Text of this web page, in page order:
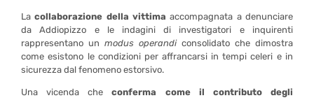
Lacollaborazione della vittima accompagnata a denunciare
da Addiopizzo e le indagini di investigatori e inquirenti
rappresentano unmodus operandiconsolidato che dimostra
come esistono le condizioni per affrancarsi in tempi celeri e in
sicurezza dal fenomeno estorsivo.
Una vicenda checonferma come il contributo degli